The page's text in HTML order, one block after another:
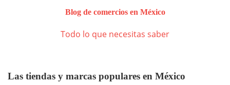
Blog de comercios en México
Todo lo que necesitas saber
Las tiendas y marcas populares en México